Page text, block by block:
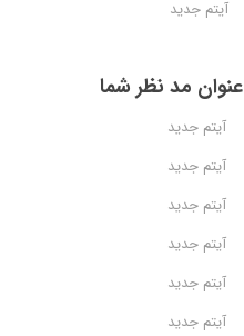
آیتم جدید
عنوان مد نظر شما
آیتم جدید
آیتم جدید
آیتم جدید
آیتم جدید
آیتم جدید
آیتم جدید